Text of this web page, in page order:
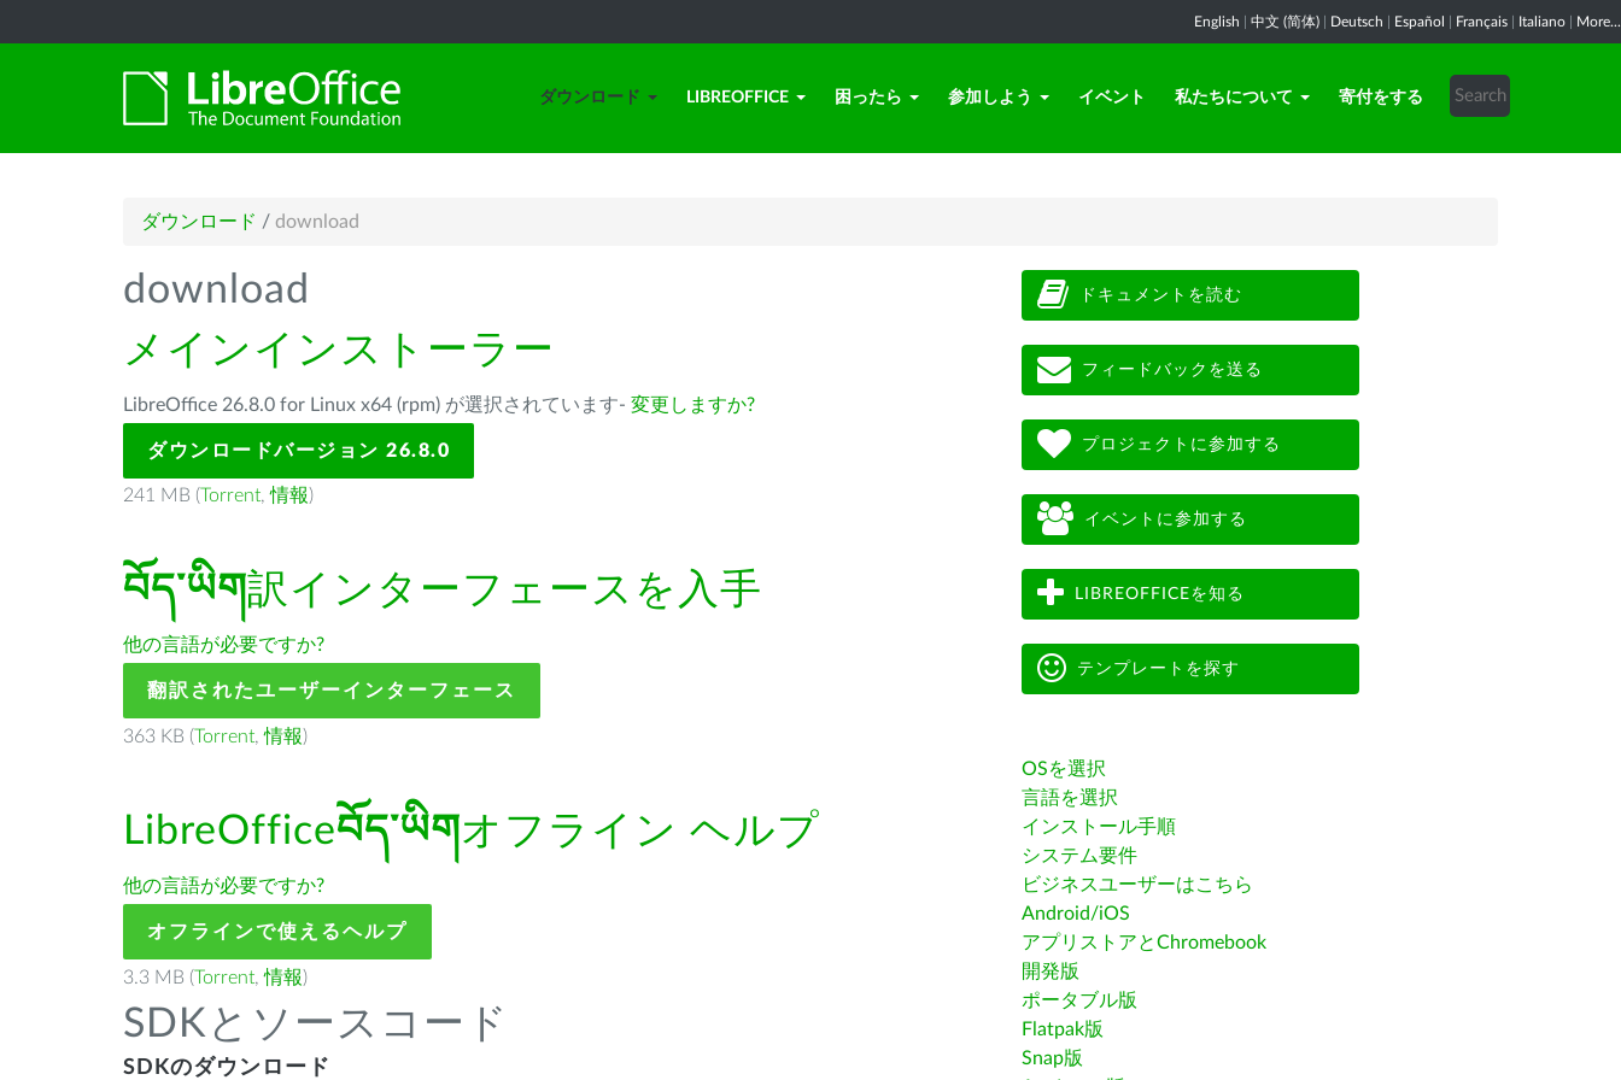
English 中文 (简体) Deutsch Español Français Italiano More...
ダウンロード LIBREOFFICE 困ったら 参加しよう イベント 私たちについて 寄付をする
ダウンロード / download
download
メインインストーラー
LibreOffice 26.8.0 for Linux x64 (rpm) が選択されています- 変更しますか?
ダウンロードバージョン 26.8.0
241 MB (Torrent,情報)
བོད་ཡིག訳インターフェースを入手
他の言語が必要ですか?
翻訳されたユーザーインターフェース
363 KB (Torrent,情報)
LibreOfficeབོད་ཡིགオフライン ヘルプ
他の言語が必要ですか?
オフラインで使えるヘルプ
3.3 MB (Torrent,情報)
SDKとソースコード
SDKのダウンロード
ドキュメントを読む
フィードバックを送る
プロジェクトに参加する
イベントに参加する
LIBREOFFICEを知る
テンプレートを探す
OSを選択
言語を選択
インストール手順
システム要件
ビジネスユーザーはこちら
Android/iOS
アプリストアとChromebook
開発版
ポータブル版
Flatpak版
Snap版